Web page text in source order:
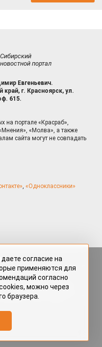
Сибирский
новостной портал
Евгеньевич.
край, г. Красноярск, ул.
615.
на портале «Красраб»,
«Молва», а также
сайта могут не совпадать
, «Одноклассники»
размещённые на портале
нештатными авторами
права. Полное или
размещённых на портале
согласия редакции
согласие на
применяются для
согласно
можно через
браузера.